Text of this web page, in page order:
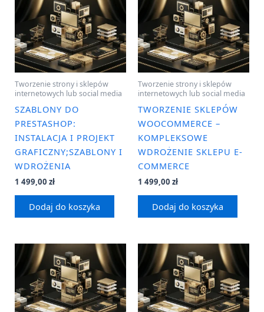
Tworzenie strony i sklepów
internetowych lub social media
SZABLONY DO
PRESTASHOP:
INSTALACJA I PROJEKT
GRAFICZNY;SZABLONY I
WDROŻENIA
1 499,00 zł
Dodaj do koszyka
Tworzenie strony i sklepów
internetowych lub social media
TWORZENIE SKLEPÓW
WOOCOMMERCE –
KOMPLEKSOWE
WDROŻENIE SKLEPU E-
COMMERCE
1 499,00 zł
Dodaj do koszyka